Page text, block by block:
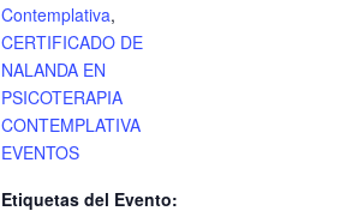
Contemplativa,
CERTIFICADO DE
NALANDA EN
PSICOTERAPIA
CONTEMPLATIVA
EVENTOS
Etiquetas del Evento: